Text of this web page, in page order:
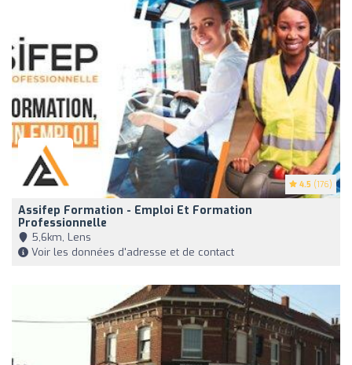
4.5 (176)
Assifep Formation - Emploi Et Formation
Professionnelle
5,6km, Lens
Voir les données d'adresse et de contact